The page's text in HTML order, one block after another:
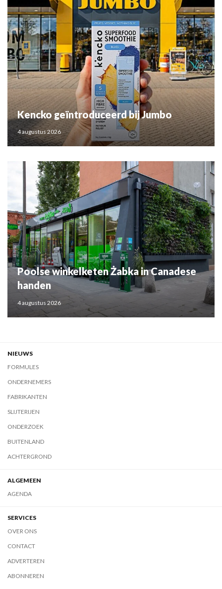
Kencko geïntroduceerd bij Jumbo
4 augustus 2026
Poolse winkelketen Żabka in Canadese
handen
4 augustus 2026
NIEUWS
FORMULES
ONDERNEMERS
FABRIKANTEN
SLIJTERIJEN
ONDERZOEK
BUITENLAND
ACHTERGROND
ALGEMEEN
AGENDA
SERVICES
OVER ONS
CONTACT
ADVERTEREN
ABONNEREN